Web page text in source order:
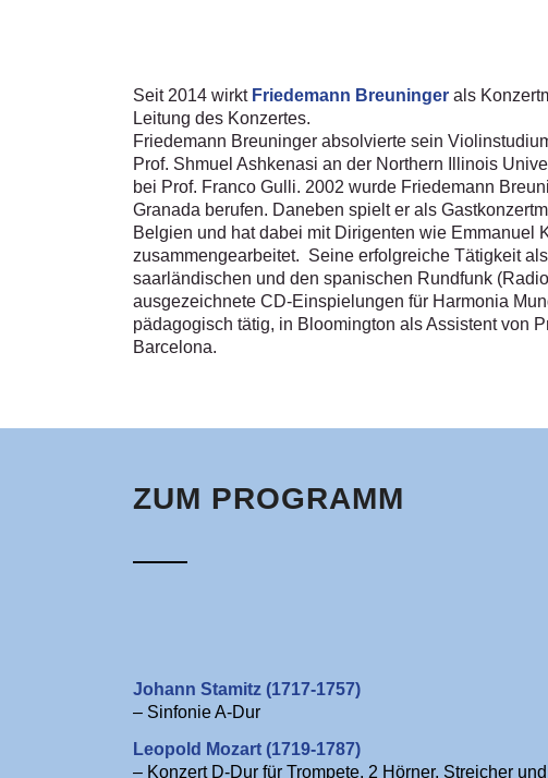
Seit 2014 wirkt Friedemann Breuninger als
Leitung des Konzertes.
Friedemann Breuninger absolvierte sein
Prof. Shmuel Ashkenasi an der Northern Illinois
bei Prof. Franco Gulli. 2002 wurde Friedemann
Granada berufen. Daneben spielt er als
Belgien und hat dabei mit Dirigenten wie
zusammengearbeitet. Seine erfolgreiche Tätigkeit
saarländischen und den spanischen Rundfunk
ausgezeichnete CD-Einspielungen für Harmonia
pädagogisch tätig, in Bloomington als Assistent von
Barcelona.
ZUM PROGRAMM
Johann Stamitz (1717-1757)
– Sinfonie A-Dur
Leopold Mozart (1719-1787)
– Konzert D-Dur für Trompete, 2 Hörner, Streicher